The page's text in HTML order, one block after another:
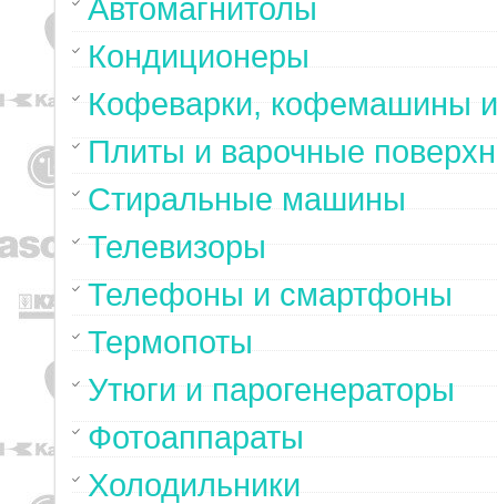
Автомагнитолы
Кондиционеры
Кофеварки, кофемашины
Плиты и варочные
Стиральные машины
Телевизоры
Телефоны и смартфоны
Термопоты
Утюги и парогенераторы
Фотоаппараты
Холодильники